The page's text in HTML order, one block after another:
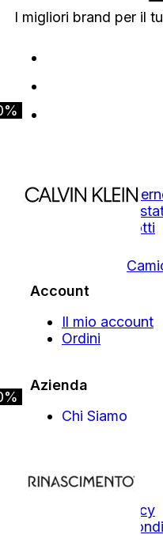
I migliori brand per il
Autunno
Primavera
Tutti i Prodotti
Account
Il mio account
Ordini
Azienda
Chi Siamo
Area Legale
Privacy Policy
Termini e